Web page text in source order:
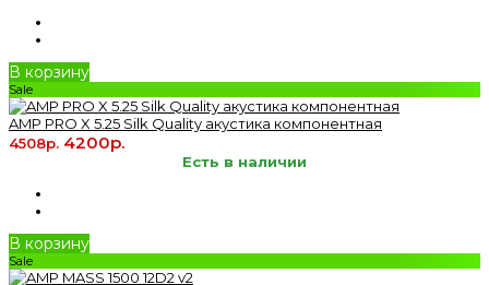
В корзину
Sale
AMP PRO X 5.25 Silk Quality акустика компонентная
4508р. 4200р.
Есть в наличии
В корзину
Sale